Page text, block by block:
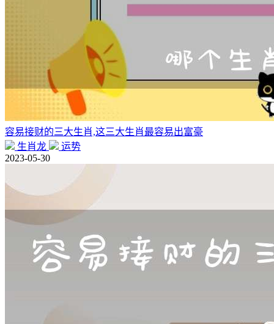
容易接财的三大生肖,这三大生肖最容易出富豪
生肖龙
运势
2023-05-30